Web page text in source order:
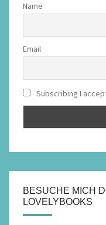
Name
Email
Subscribing I
BESUCHE MICH
LOVELYBOOKS